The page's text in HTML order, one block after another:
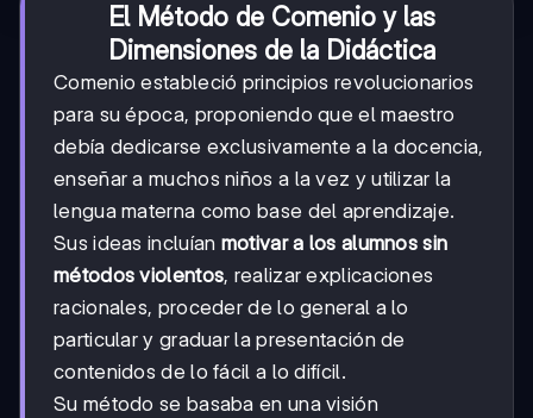
El Método de Comenio y las
Dimensiones de la Didáctica
Comenio estableció principios revolucionarios
para su época, proponiendo que el maestro
debía dedicarse exclusivamente a la docencia,
enseñar a muchos niños a la vez y utilizar la
lengua materna como base del aprendizaje.
Sus ideas incluían motivar a los alumnos sin
métodos violentos, realizar explicaciones
racionales, proceder de lo general a lo
particular y graduar la presentación de
contenidos de lo fácil a lo difícil.
Su método se basaba en una visión